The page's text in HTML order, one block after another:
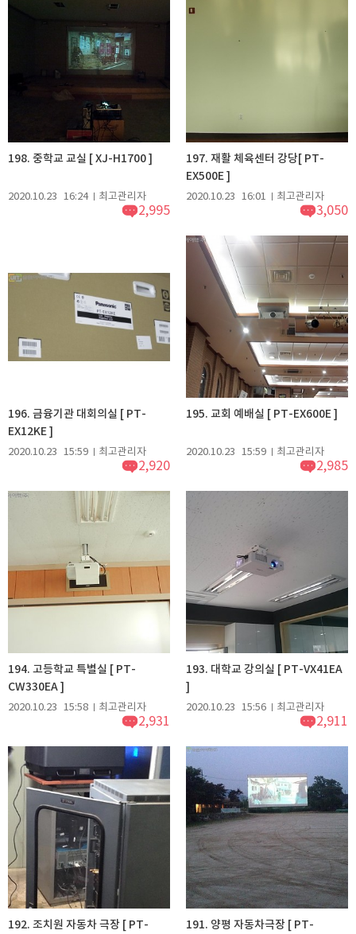
198. 중학교 교실 [ XJ-H1700 ]
2020.10.23 16:24 최고관리자
2,995
197. 재활 체육센터 강당[ PT-
EX500E ]
2020.10.23 16:01 최고관리자
3,050
196. 금융기관 대회의실 [ PT-
EX12KE ]
2020.10.23 15:59 최고관리자
2,920
195. 교회 예배실 [ PT-EX600E ]
2020.10.23 15:59 최고관리자
2,985
194. 고등학교 특별실 [ PT-
CW330EA ]
2020.10.23 15:58 최고관리자
2,931
193. 대학교 강의실 [ PT-VX41EA
]
2020.10.23 15:56 최고관리자
2,911
192. 조치원 자동차 극장 [ PT-
191. 양평 자동차극장 [ PT-